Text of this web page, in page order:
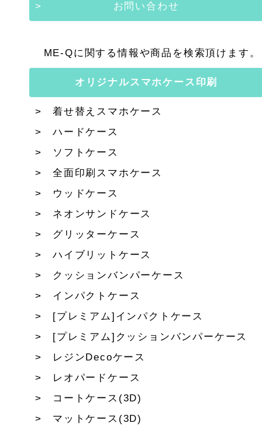
お問い合わせ
ME-Qに関する情報や商品を検索頂けます。
オリジナルスマホケース印刷
着せ替えスマホケース
ハードケース
ソフトケース
全面印刷スマホケース
ウッドケース
ネオンサンドケース
グリッターケース
ハイブリットケース
クッションバンパーケース
インパクトケース
[プレミアム]インパクトケース
[プレミアム]クッションバンパーケース
レジンDecoケース
レオパードケース
コートケース(3D)
マットケース(3D)